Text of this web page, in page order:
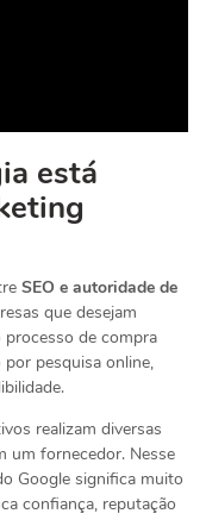
está
SEO e autoridade de
que desejam
de compra
pesquisa online,
realizam diversas
um fornecedor. Nesse
Google significa muito
confiança, reputação